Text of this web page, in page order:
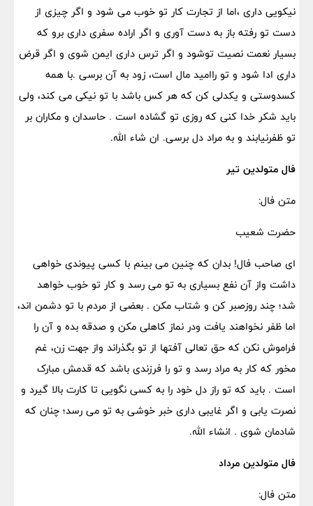
نیکویی داری ،اما از تجارت کار تو خوب می شود و اگر چیزی از
دست تو رفته باز به دست آوری و اگر اراده سفری داری برو که
بسیار نعمت نصیت توشود و اگر ترس داری ایمن شوی و اگر قرض
داری ادا شود و تو راامید مال است، زود به آن برسی .با همه
کسدوستی و یکدلی کن که هر کس باشد با تو نیکی می کند، ولی
باید شکر خدا کنی که روزی تو گشاده است . حاسدان و مکاران بر
تو ظفرنیابند و به مراد دل برسی. ان شاء الله.
فال متولدین تیر
متن فال:
حضرت شعیب
ای صاحب فال! بدان که چنین می بینم با کسی پیوندی خواهی
داشت واز آن نفع بسیاری به تو می رسد و کار تو خوب خواهد
شد؛ چند روزصبر کن و شتاب مکن . بعضی از مردم با تو دشمن اند،
اما ظفر نخواهند یافت ودر نماز کاهلی مکن و صدقه بده و آن را
فراموش نکن که حق تعالی آفتها از تو بگذراند واز جهت زن، غم
مخور که کار به مراد رسد و تو را فرزندی باشد که قدمش مبارک
است . باید که تو راز دل خود را به کسی نگویی تا کارت بالا گیرد و
نصرت یابی و اگر غایبی داری خبر خوشی به تو می رسد؛ چنان که
شادمان شوی . انشاء الله.
فال متولدین مرداد
متن فال: